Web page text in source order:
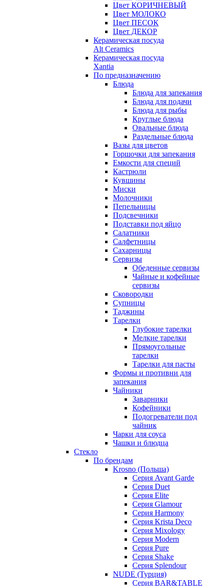
Цвет КОРИЧНЕВЫЙ
Цвет МОЛОКО
Цвет ПЕСОК
Цвет ДЕКОР
Керамическая посуда
Alt Ceramics
Керамическая посуда
Xantia
По предназначению
Блюда
Блюда для запекания
Блюда для подачи
Блюда для рыбы
Круглые блюда
Овальные блюда
Раздельные блюда
Вазы для цветов
Горшочки для запекания
Емкости для специй
Кастрюли
Кувшины
Миски
Молочники
Пепельницы
Подсвечники
Подставки под яйцо
Салатники
Салфетницы
Сахарницы
Сервизы
Обеденные сервизы
Чайные и кофейные
сервизы
Сковородки
Супницы
Таджины
Тарелки
Глубокие тарелки
Мелкие тарелки
Прямоугольные
тарелки
Тарелки для пасты
Формы и противни для
запекания
Чайники
Заварники
Кофейники
Подогреватели под
чайник
Чарки для соуса
Чашки и блюдца
Стекло
По брендам
Krosno (Польша)
Серия Avant Garde
Серия Duet
Серия Elite
Серия Glamour
Серия Harmony
Серия Krista Deco
Серия Mixology
Серия Modern
Серия Pure
Серия Shake
Серия Splendour
NUDE (Турция)
Серия BAR&TABLE